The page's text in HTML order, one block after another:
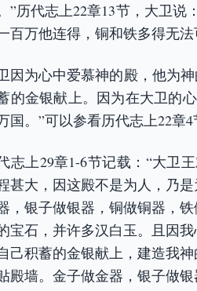
”历代志上22章13节，大卫
百万他连得，铜和铁多得无
因为心中爱慕神的殿，他为
的金银献上。因为在大卫的
国。”可以参看历代志上22章4
志上29章1-6节记载：“大卫
甚大，因这殿不是为人，乃
，银子做银器，铜做铜器，
宝石，并许多汉白玉。且因
己积蓄的金银献上，建造我
殿墙。金子做金器，银子做